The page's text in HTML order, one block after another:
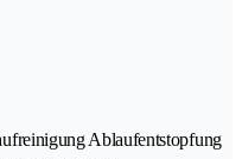
Ablaufentstopfung